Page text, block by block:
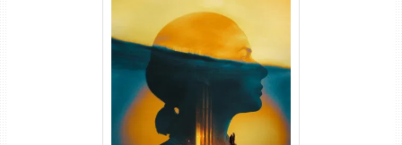
Silo 2ª Temporada (2024)
WEB-DL 1080p Dual Áudio